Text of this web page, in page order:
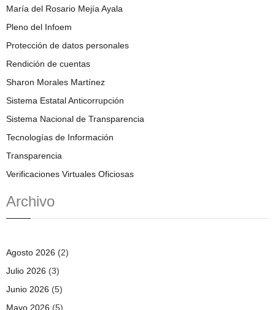
María del Rosario Mejía Ayala
Pleno del Infoem
Protección de datos personales
Rendición de cuentas
Sharon Morales Martínez
Sistema Estatal Anticorrupción
Sistema Nacional de Transparencia
Tecnologías de Información
Transparencia
Verificaciones Virtuales Oficiosas
Archivo
Agosto 2026 (2)
Julio 2026 (3)
Junio 2026 (5)
Mayo 2026 (5)